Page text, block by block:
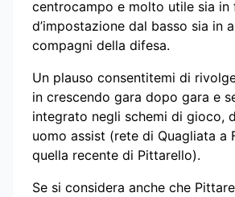
centrocampo e molto utile sia in
d’impostazione dal basso sia in
compagni della difesa.
Un plauso consentitemi di
in crescendo gara dopo gara e
integrato negli schemi di gioco,
uomo assist (rete di Quagliata a
quella recente di Pittarello).
Se si considera anche che